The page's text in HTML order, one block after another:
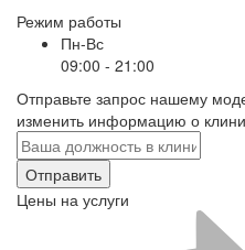
Режим работы
Пн-Вс
09:00 - 21:00
Отправьте запрос нашему
изменить информацию о
Отправить
Цены на услуги